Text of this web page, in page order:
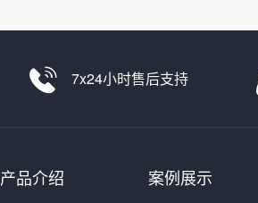
7x24小时售后支持
产品介绍 案例展示